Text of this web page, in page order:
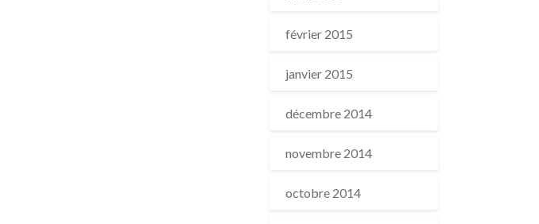
février 2015
janvier 2015
décembre 2014
novembre 2014
octobre 2014